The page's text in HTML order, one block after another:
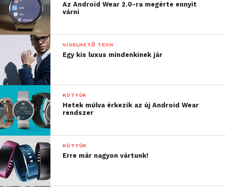
Az Android Wear 2.0-ra megérte ennyit
várni
VISELHETŐ TECH
Egy kis luxus mindenkinek jár
KÜTYÜK
Hetek múlva érkezik az új Android Wear
rendszer
KÜTYÜK
Erre már nagyon vártunk!